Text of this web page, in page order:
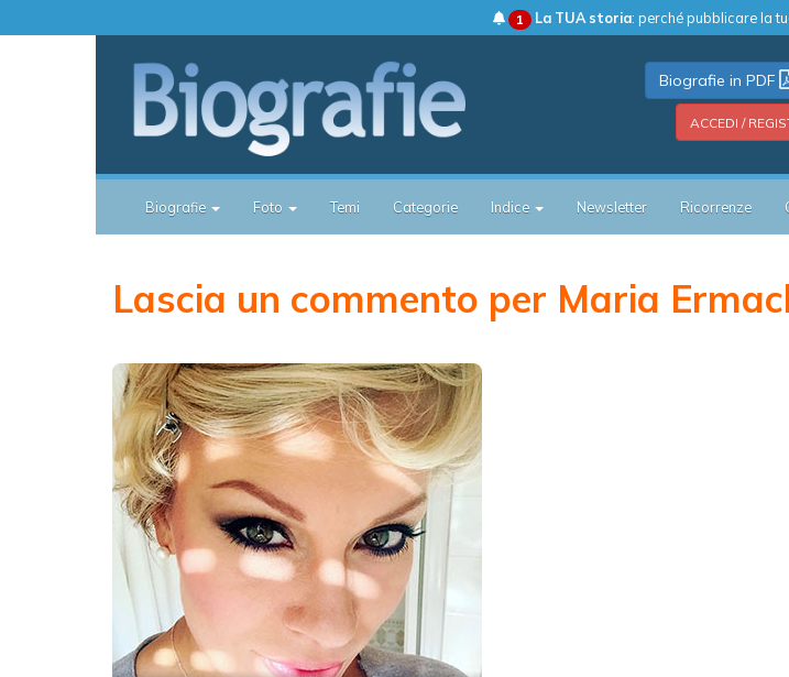
1 La TUA storia: perché pubblicare la
Biografie in PDF
ACCEDI /
Biografie Foto Temi Categorie Indice Newsletter Ricorrenze
Lascia un commento per Maria